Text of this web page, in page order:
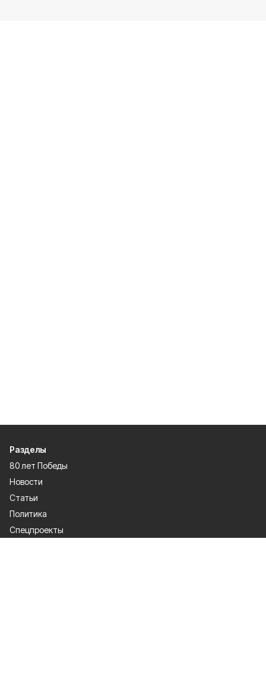
Разделы
80 лет Победы
Новости
Статьи
Политика
Спецпроекты